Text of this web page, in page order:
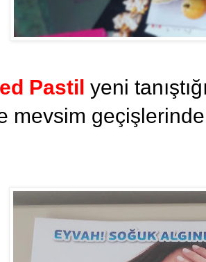
Pastil yeni
mevsim